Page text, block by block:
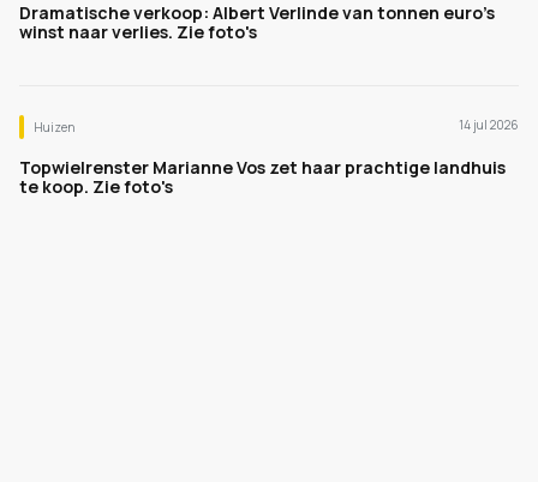
Dramatische verkoop: Albert Verlinde van tonnen euro's
winst naar verlies. Zie foto's
Huizen 14 jul 2026
Topwielrenster Marianne Vos zet haar prachtige landhuis
te koop. Zie foto's